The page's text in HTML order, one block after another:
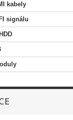
kabely
signálu